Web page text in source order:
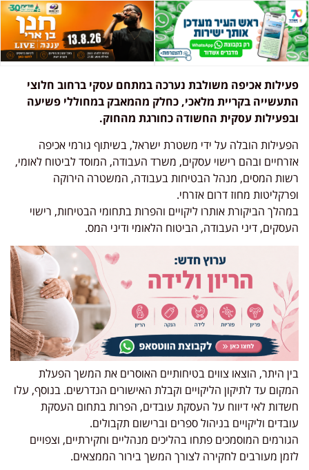
פעילות אכיפה משולבת נערכה במתחם עסקי ברחוב חלוצי
התעשייה בקריית מלאכי, כחלק מהמאבק במחוללי פשיעה
ובפעילות עסקית החשודה כחורגת מהחוק.
הפעילות הובלה על ידי משטרת ישראל, בשיתוף גורמי אכיפה
אזרחיים ובהם רישוי עסקים, משרד העבודה, המוסד לביטוח לאומי,
רשות המסים, מנהל הבטיחות בעבודה, המשטרה הירוקה
ופרקליטות מחוז דרום אזרחי.
במהלך הביקורת אותרו ליקויים והפרות בתחומי הבטיחות, רישוי
העסקים, דיני העבודה, הביטוח הלאומי ודיני המס.
בין היתר, הוצאו צווים בטיחותיים האוסרים את המשך הפעלת
המקום עד לתיקון הליקויים וקבלת האישורים הנדרשים. בנוסף, עלו
חשדות לאי דיווח על העסקת עובדים, הפרות בתחום העסקת
עובדים וליקויים בניהול ספרים וברישום תקבולים.
הגורמים המוסמכים פתחו בהליכים מנהליים וחקירתיים, וצפויים
לזמן מעורבים לחקירה לצורך המשך בירור הממצאים.